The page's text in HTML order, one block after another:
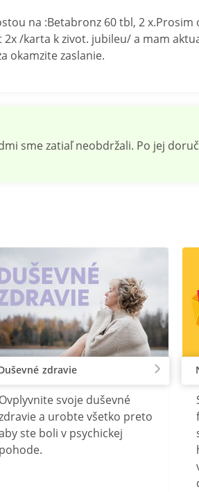
na :Betabronz 60 tbl, 2
/karta k zivot. jubileu/ a mam
okamzite zaslanie.
sme zatiaľ neobdržali. Po jej
zdravie
Ovplyvnite svoje duševné
a urobte všetko preto
ste boli v psychickej
pohode.